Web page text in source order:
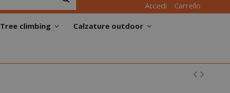
Accedi Carrello
Tree climbing Calzature outdoor